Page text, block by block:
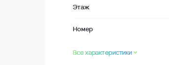
Этаж
Номер
Все характеристики